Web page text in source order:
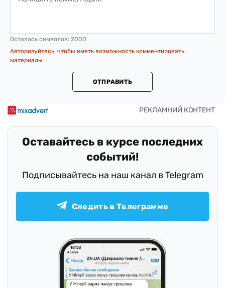
Осталось символов: 2000
Авторизуйтесь, чтобы иметь возможность комментировать
материалы
ОТПРАВИТЬ
Оставайтесь в курсе последних
событий!
Подписывайтесь на наш канал в Telegram
Следить в Телеграмме